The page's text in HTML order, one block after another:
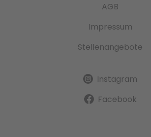
AGB
Impressum
Stellenangebote
Instagram
Facebook